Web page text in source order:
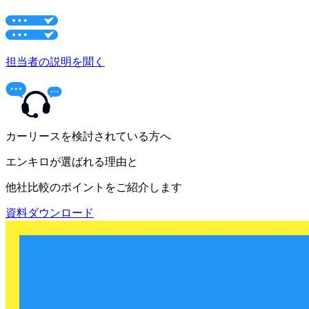
担当者の説明を聞く
カーリースを検討されている方へ
エンキロが選ばれる理由と
他社比較のポイントをご紹介します
資料ダウンロード